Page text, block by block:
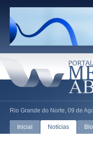
Rio Grande do Norte, 09 de
Inicial Notícias